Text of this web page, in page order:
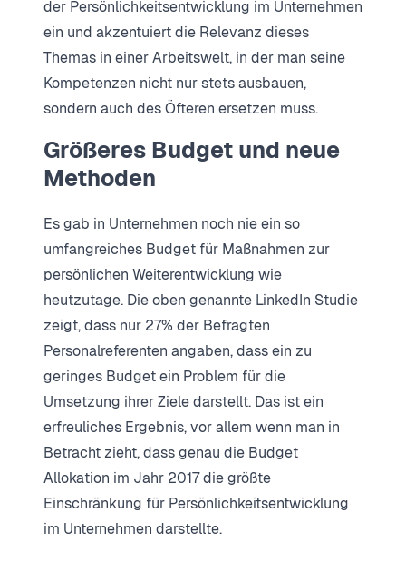
der Persönlichkeitsentwicklung im Unternehmen
ein und akzentuiert die Relevanz dieses
Themas in einer Arbeitswelt, in der man seine
Kompetenzen nicht nur stets ausbauen,
sondern auch des Öfteren ersetzen muss.
Größeres Budget und neue
Methoden
Es gab in Unternehmen noch nie ein so
umfangreiches Budget für Maßnahmen zur
persönlichen Weiterentwicklung wie
heutzutage. Die oben genannte LinkedIn Studie
zeigt, dass nur 27% der Befragten
Personalreferenten angaben, dass ein zu
geringes Budget ein Problem für die
Umsetzung ihrer Ziele darstellt. Das ist ein
erfreuliches Ergebnis, vor allem wenn man in
Betracht zieht, dass genau die Budget
Allokation im Jahr 2017 die größte
Einschränkung für Persönlichkeitsentwicklung
im Unternehmen darstellte.